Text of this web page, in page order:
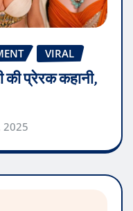
VIRAL
की प्रेरक कहानी,
2025